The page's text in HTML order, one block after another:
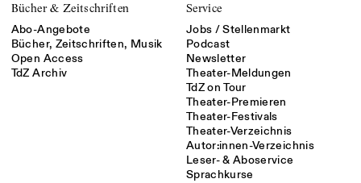
Bücher & Zeitschriften
Abo-Angebote
Bücher, Zeitschriften, Musik
Open Access
TdZ Archiv
Service
Jobs / Stellenmarkt
Podcast
Newsletter
Theater-Meldungen
TdZ on Tour
Theater-Premieren
Theater-Festivals
Theater-Verzeichnis
Autor:innen-Verzeichnis
Leser- & Aboservice
Sprachkurse